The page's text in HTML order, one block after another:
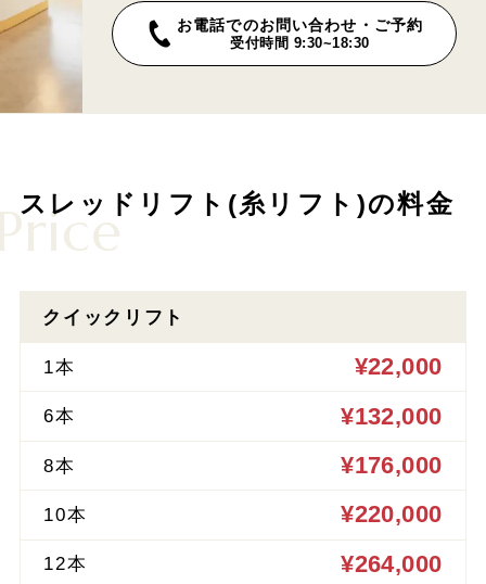
お電話でのお問い合わせ・ご予約
受付時間 9:30~18:30
スレッドリフト(糸リフト)の料金
クイックリフト
1本 ¥22,000
6本 ¥132,000
8本 ¥176,000
10本 ¥220,000
12本 ¥264,000